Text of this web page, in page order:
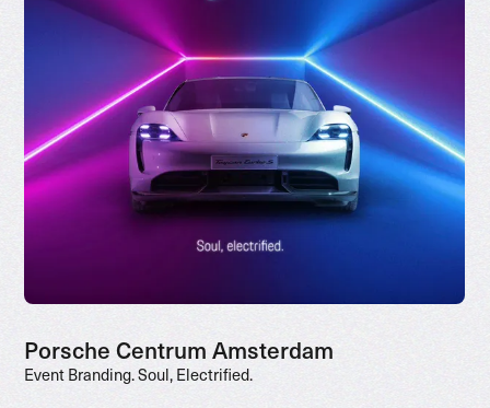
Porsche Centrum Amsterdam
Event Branding. Soul, Electrified.